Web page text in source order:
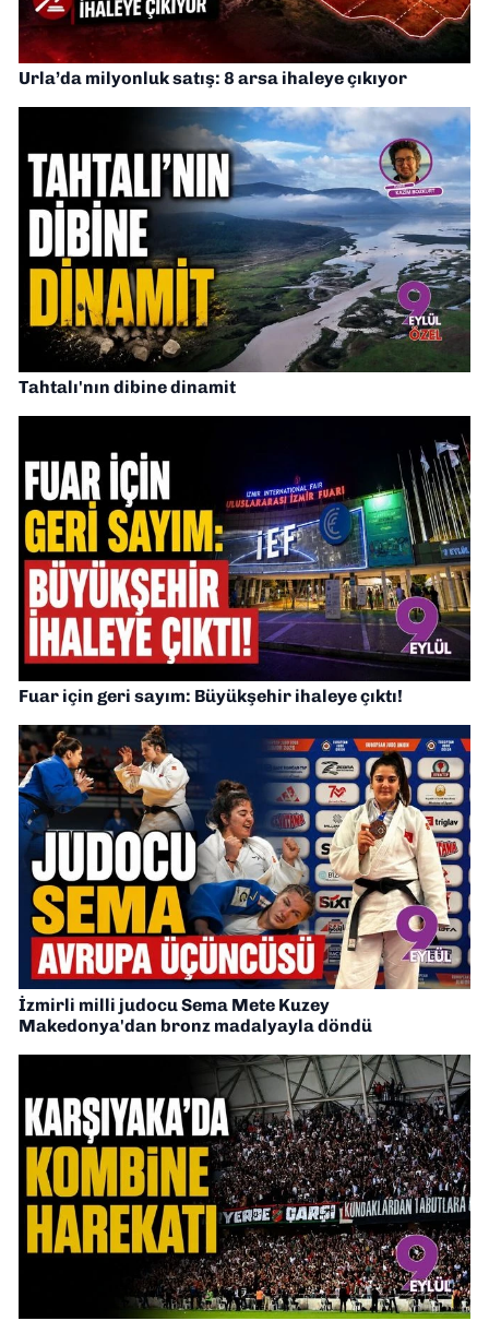
Urla’da milyonluk satış: 8 arsa ihaleye çıkıyor
Tahtalı'nın dibine dinamit
Fuar için geri sayım: Büyükşehir ihaleye çıktı!
İzmirli milli judocu Sema Mete Kuzey
Makedonya'dan bronz madalyayla döndü